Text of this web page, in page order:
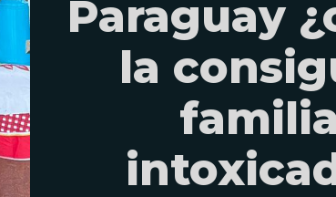
Paraguay
la
familia